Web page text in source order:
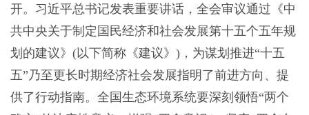
开。习近平总书记发表重要讲话，全会审议通过《中
共中央关于制定国民经济和社会发展第十五个五年规
划的建议》(以下简称《建议》)，为谋划推进“十五
五”乃至更长时期经济社会发展指明了前进方向、提
供了行动指南。全国生态环境系统要深刻领悟“两个